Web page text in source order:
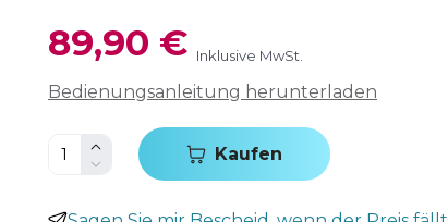
89,90 € Inklusive MwSt.
Bedienungsanleitung herunterladen
Kaufen